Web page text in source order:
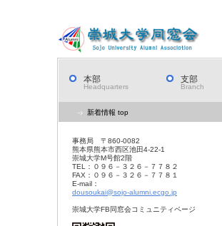
本部
Headquarters
支部
Branch
新着情報 top
事務局 〒860-0082
熊本県熊本市西区池田4-22-1
崇城大学M号館2階
TEL：０９６－３２６－７７８２
FAX：０９６－３２６－７７８１
E-mail：
dousoukai@sojo-alumni.ecgo.jp
崇城大学FB同窓会コミュニティページ